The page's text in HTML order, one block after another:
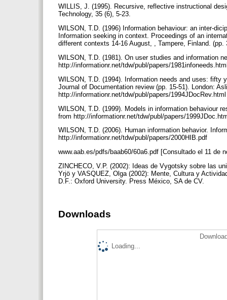
WILLIS, J. (1995). Recursive, reflective instructional
Technology, 35 (6), 5-23.
WILSON, T.D. (1996) Information behaviour: an inter-
Information seeking in context. Proceedings of an
different contexts 14-16 August, , Tampere, Finland.
WILSON, T.D. (1981). On user studies and information
http://informationr.net/tdw/publ/papers/
WILSON, T.D. (1994). Information needs and uses:
Journal of Documentation review (pp. 15-51). London:
http://informationr.net/tdw/publ/papers/
WILSON, T.D. (1999). Models in information behaviour
from http://informationr.net/tdw/publ/papers/
WILSON, T.D. (2006). Human information behavior.
http://informationr.net/tdw/publ/papers/2000HIB.pdf
www.aab.es/pdfs/baab60/60a6.pdf [Consultado el 11 de
ZINCHECO, V.P. (2002): Ideas de Vygotsky sobre las
Yrjö y VASQUEZ, Olga (2002): Mente, Cultura y
D.F.: Oxford University. Press México, SA de CV.
Downloads
Loading...